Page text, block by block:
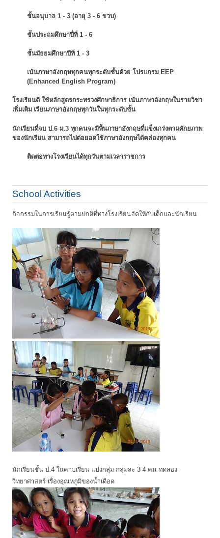
ชั้นอนุบาล 1 - 3 (อายุ 3 - 6 ขวบ)
ชั้นประถมศึกษาปี่ที่ 1 - 6
ชั้นมัธยมศึกษาปีที่ 1 - 3
เน้นภาษาอังกฤษทุกคนทุกระดับชั้นด้วย โปรแกรม EEP
(Enhanced English Program)
โรงเรียนดี ใช้หลักสูตรกระทรวงศึกษาธิการ เน้นภาษาอังกฤษในรายวิชา
เพิ่มเติม เรียนภาษาอังกฤษทุกวันในทุกระดับชั้น
นักเรียนที่จบ ป.6 ม.3 ทุกคนจะมีพื้นภาษาอังกฤษที่แข็งเกร่งตามศักยภาพ
ของนักเรียน สามารถไปต่อยอดใช้ภาษาอังกฤษได้คล่องทุกคน
ติดต่อทางโรงเรียนได้ทุกวันตามเวลาราชการ
School Activities
กิจกรรมในการเรียนรู้ตามปกติที่ทางโรงเรียนจัดให้กับเด็กและนักเรียน
นักเรียนชั้น ป.4 ในคาบเรียน แบ่งกลุ่ม กลุ่มละ 3-4 คน ทดลอง
วิทยาศาสตร์ เรื่องอุณหภูมิของน้ำเดือด